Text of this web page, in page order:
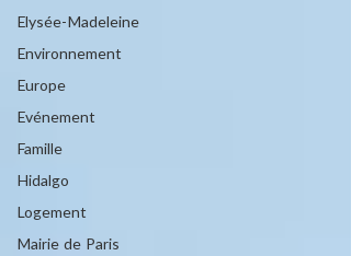
Elysée-Madeleine
Environnement
Europe
Evénement
Famille
Hidalgo
Logement
Mairie de Paris